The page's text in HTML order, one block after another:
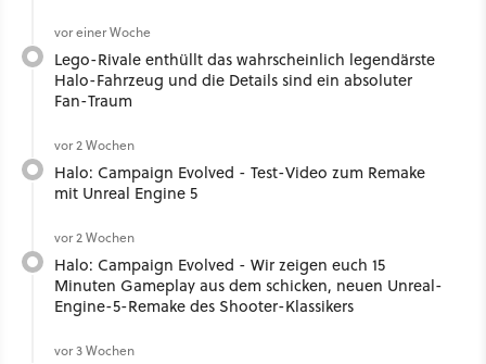
vor einer Woche
Lego-Rivale enthüllt das wahrscheinlich legendärste
Halo-Fahrzeug und die Details sind ein absoluter
Fan-Traum
vor 2 Wochen
Halo: Campaign Evolved - Test-Video zum Remake
mit Unreal Engine 5
vor 2 Wochen
Halo: Campaign Evolved - Wir zeigen euch 15
Minuten Gameplay aus dem schicken, neuen Unreal-
Engine-5-Remake des Shooter-Klassikers
vor 3 Wochen